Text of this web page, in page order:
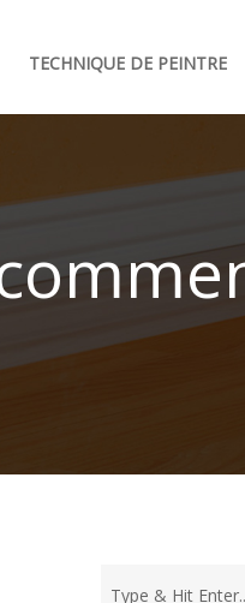
TECHNIQUE DE PEINTRE